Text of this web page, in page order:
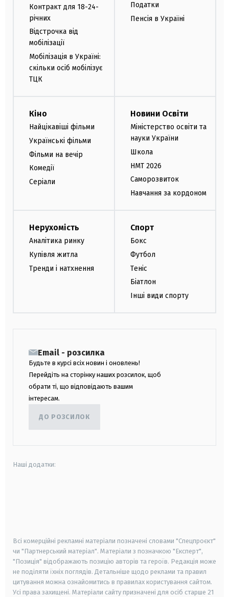
Контракт для 18-24-
річних
Відстрочка від
мобілізації
Мобілізація в Україні:
скільки осіб мобілізує
ТЦК
Податки
Пенсія в Україні
Кіно
Найцікавіші фільми
Українські фільми
Фільми на вечір
Комедії
Серіали
Новини Освіти
Міністерство освіти та
науки України
Школа
НМТ 2026
Саморозвиток
Навчання за кордоном
Нерухомість
Аналітика ринку
Купівля житла
Тренди і натхнення
Спорт
Бокс
Футбол
Теніс
Біатлон
Інші види спорту
Email - розсилка
Будьте в курсі всіх новин і оновлень!
Перейдіть на сторінку наших розсилок, щоб
обрати ті, що відповідають вашим
інтересам.
ДО РОЗСИЛОК
Наші додатки:
Всі комерційні рекламні матеріали позначені словами "Спецпроєкт"
чи "Партнерський матеріал". Матеріали з позначкою "Експерт",
"Позиція" відображають позицію авторів та героїв. Редакція може
не поділяти їхніх поглядів. Детальніше щодо реклами та правил
цитування можна ознайомитись в правилах користування сайтом.
Усі права захищені. Матеріали сайту призначені для осіб старше 21